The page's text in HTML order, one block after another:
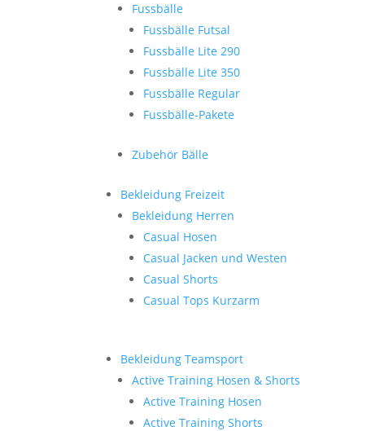
Fussbälle
Fussbälle Futsal
Fussbälle Lite 290
Fussbälle Lite 350
Fussbälle Regular
Fussbälle-Pakete
Zubehör Bälle
Bekleidung Freizeit
Bekleidung Herren
Casual Hosen
Casual Jacken und Westen
Casual Shorts
Casual Tops Kurzarm
Bekleidung Teamsport
Active Training Hosen & Shorts
Active Training Hosen
Active Training Shorts